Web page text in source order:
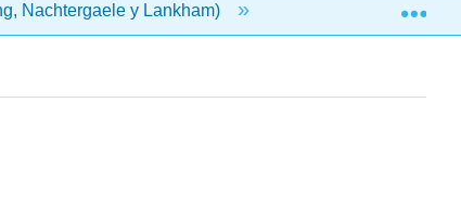
Nachtergaele y Lankham) 10: Cambio de